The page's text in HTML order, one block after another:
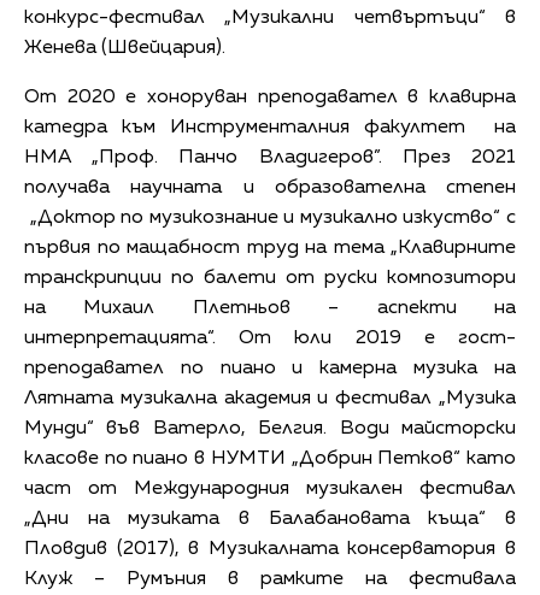
конкурс-фестивал „Музикални четвъртъци“ в
Женева (Швейцария).
От 2020 е хоноруван преподавател в клавирна
катедра към Инструменталния факултет на
НМА „Проф. Панчо Владигеров”. През 2021
получава научната и образователна степен
„Доктор по музикознание и музикално изкуство“ с
първия по мащабност труд на тема „Клавирните
транскрипции по балети от руски композитори
на Михаил Плетньов – аспекти на
интерпретацията“. От юли 2019 е гост-
преподавател по пиано и камерна музика на
Лятната музикална академия и фестивал „Музика
Мунди“ във Ватерло, Белгия. Води майсторски
класове по пиано в НУМТИ „Добрин Петков“ като
част от Международния музикален фестивал
„Дни на музиката в Балабановата къща“ в
Пловдив (2017), в Музикалната консерватория в
Клуж – Румъния в рамките на фестивала